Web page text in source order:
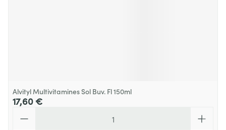
Alvityl Multivitamines Sol Buv. Fl 150ml
17,60 €